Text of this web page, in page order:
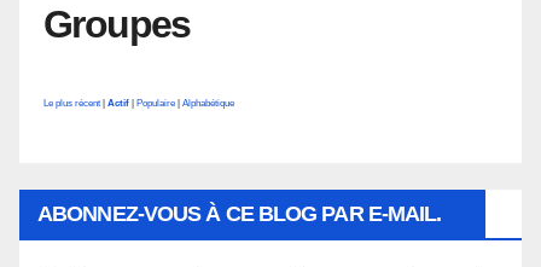
Groupes
Le plus récent Actif Populaire Alphabétique
ABONNEZ-VOUS À CE BLOG PAR E-MAIL.